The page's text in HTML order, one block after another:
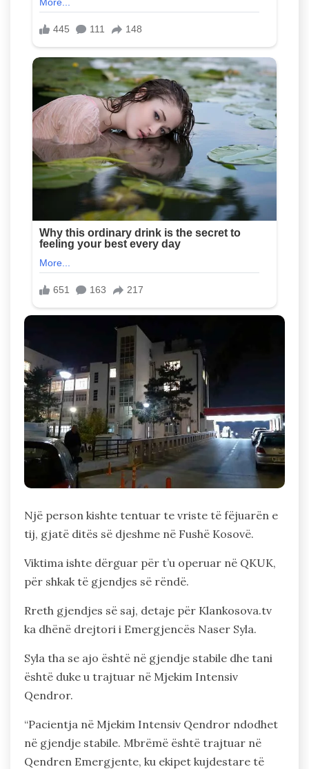
Një person kishte tentuar te vriste të fëjuarën e
tij, gjatë ditës së djeshme në Fushë Kosovë.
Viktima ishte dërguar për t’u operuar në QKUK,
për shkak të gjendjes së rëndë.
Rreth gjendjes së saj, detaje për Klankosova.tv
ka dhënë drejtori i Emergjencës Naser Syla.
Syla tha se ajo është në gjendje stabile dhe tani
është duke u trajtuar në Mjekim Intensiv
Qendror.
“Pacientja në Mjekim Intensiv Qendror ndodhet
në gjendje stabile. Mbrëmë është trajtuar në
Qendren Emergjente, ku ekipet kujdestare të